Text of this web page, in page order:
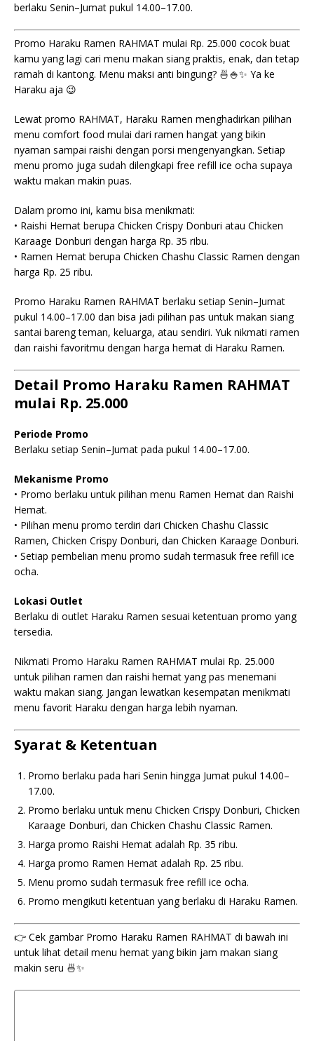
berlaku Senin–Jumat pukul 14.00–17.00.
Promo Haraku Ramen RAHMAT mulai Rp. 25.000 cocok buat
kamu yang lagi cari menu makan siang praktis, enak, dan tetap
ramah di kantong. Menu maksi anti bingung? 🍜🍚✨ Ya ke
Haraku aja 😉
Lewat promo RAHMAT, Haraku Ramen menghadirkan pilihan
menu comfort food mulai dari ramen hangat yang bikin
nyaman sampai raishi dengan porsi mengenyangkan. Setiap
menu promo juga sudah dilengkapi free refill ice ocha supaya
waktu makan makin puas.
Dalam promo ini, kamu bisa menikmati:
• Raishi Hemat berupa Chicken Crispy Donburi atau Chicken
Karaage Donburi dengan harga Rp. 35 ribu.
• Ramen Hemat berupa Chicken Chashu Classic Ramen dengan
harga Rp. 25 ribu.
Promo Haraku Ramen RAHMAT berlaku setiap Senin–Jumat
pukul 14.00–17.00 dan bisa jadi pilihan pas untuk makan siang
santai bareng teman, keluarga, atau sendiri. Yuk nikmati ramen
dan raishi favoritmu dengan harga hemat di Haraku Ramen.
Detail Promo Haraku Ramen RAHMAT
mulai Rp. 25.000
Periode Promo
Berlaku setiap Senin–Jumat pada pukul 14.00–17.00.
Mekanisme Promo
• Promo berlaku untuk pilihan menu Ramen Hemat dan Raishi
Hemat.
• Pilihan menu promo terdiri dari Chicken Chashu Classic
Ramen, Chicken Crispy Donburi, dan Chicken Karaage Donburi.
• Setiap pembelian menu promo sudah termasuk free refill ice
ocha.
Lokasi Outlet
Berlaku di outlet Haraku Ramen sesuai ketentuan promo yang
tersedia.
Nikmati Promo Haraku Ramen RAHMAT mulai Rp. 25.000
untuk pilihan ramen dan raishi hemat yang pas menemani
waktu makan siang. Jangan lewatkan kesempatan menikmati
menu favorit Haraku dengan harga lebih nyaman.
Syarat & Ketentuan
Promo berlaku pada hari Senin hingga Jumat pukul 14.00–
17.00.
Promo berlaku untuk menu Chicken Crispy Donburi, Chicken
Karaage Donburi, dan Chicken Chashu Classic Ramen.
Harga promo Raishi Hemat adalah Rp. 35 ribu.
Harga promo Ramen Hemat adalah Rp. 25 ribu.
Menu promo sudah termasuk free refill ice ocha.
Promo mengikuti ketentuan yang berlaku di Haraku Ramen.
👉 Cek gambar Promo Haraku Ramen RAHMAT di bawah ini
untuk lihat detail menu hemat yang bikin jam makan siang
makin seru 🍜✨